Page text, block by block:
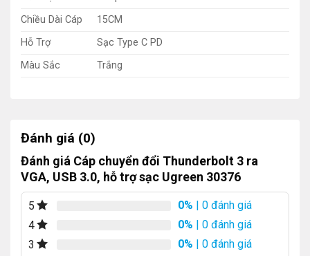
Chiều Dài Cáp
15CM
Hỗ Trợ
Sạc Type C PD
Màu Sắc
Trắng
Đánh giá (0)
Đánh giá Cáp chuyển đổi Thunderbolt 3 ra
VGA, USB 3.0, hỗ trợ sạc Ugreen 30376
5 0% | 0 đánh giá
4
0% | 0 đánh giá
3
0% | 0 đánh giá